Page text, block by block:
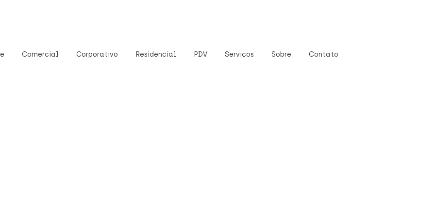
Comercial Corporativo Residencial PDV Serviços Sobre Contato